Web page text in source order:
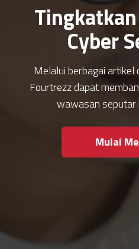
Cyber
Melalui berbagai artikel
Fourtrezz dapat
wawasan seputar
Mulai